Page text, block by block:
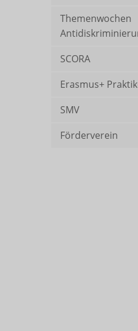
Themenwochen
SCORA
Erasmus+
SMV
Förderverein